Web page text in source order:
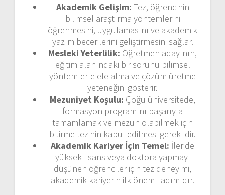
Akademik Gelişim: Tez, öğrencinin
bilimsel araştırma yöntemlerini
öğrenmesini, uygulamasını ve akademik
yazım becerilerini geliştirmesini sağlar.
Mesleki Yeterlilik: Öğretmen adayının,
eğitim alanındaki bir sorunu bilimsel
yöntemlerle ele alma ve çözüm üretme
yeteneğini gösterir.
Mezuniyet Koşulu: Çoğu üniversitede,
formasyon programını başarıyla
tamamlamak ve mezun olabilmek için
bitirme tezinin kabul edilmesi gereklidir.
Akademik Kariyer İçin Temel: İleride
yüksek lisans veya doktora yapmayı
düşünen öğrenciler için tez deneyimi,
akademik kariyerin ilk önemli adımıdır.